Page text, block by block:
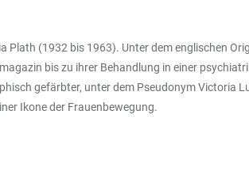
(1932 bis 1963). Unter dem englischen
bis zu ihrer Behandlung in einer
gefärbter, unter dem Pseudonym Victoria
Ikone der Frauenbewegung.